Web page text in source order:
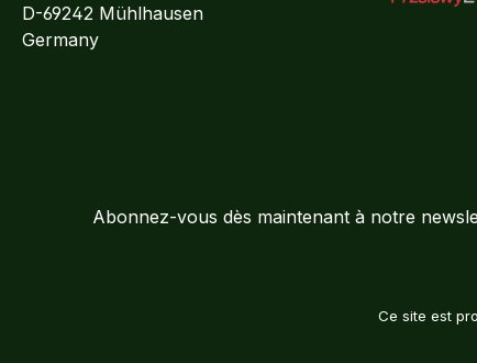
D-69242 Mühlhausen
Germany
Abonnez-vous dès maintenant à notre
Ce site est